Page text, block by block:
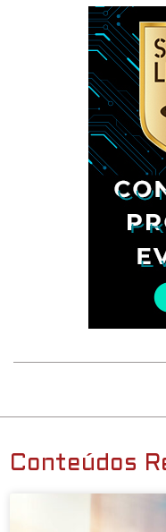
Conteúdos